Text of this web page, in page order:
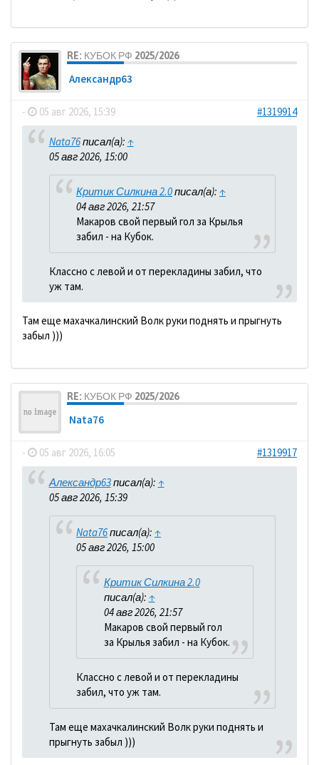
RE: КУБОК РФ 2025/2026
Александр63
- 05 авг 2026, 15:39 #1319914
Nata76писал(а): ↑
05 авг 2026, 15:00
Критик Силкина 2.0писал(а): ↑
04 авг 2026, 21:57
Макаров свой первый гол за Крылья
забил - на Кубок.
Классно с левой и от перекладины забил, что
уж там.
Там еще махачкалинский Волк руки поднять и прыгнуть
забыл )))
RE: КУБОК РФ 2025/2026
Nata76
- 05 авг 2026, 16:05 #1319917
Александр63писал(а): ↑
05 авг 2026, 15:39
Nata76писал(а): ↑
05 авг 2026, 15:00
Критик Силкина 2.0
писал(а): ↑
04 авг 2026, 21:57
Макаров свой первый гол
за Крылья забил - на Кубок.
Классно с левой и от перекладины
забил, что уж там.
Там еще махачкалинский Волк руки поднять и
прыгнуть забыл )))